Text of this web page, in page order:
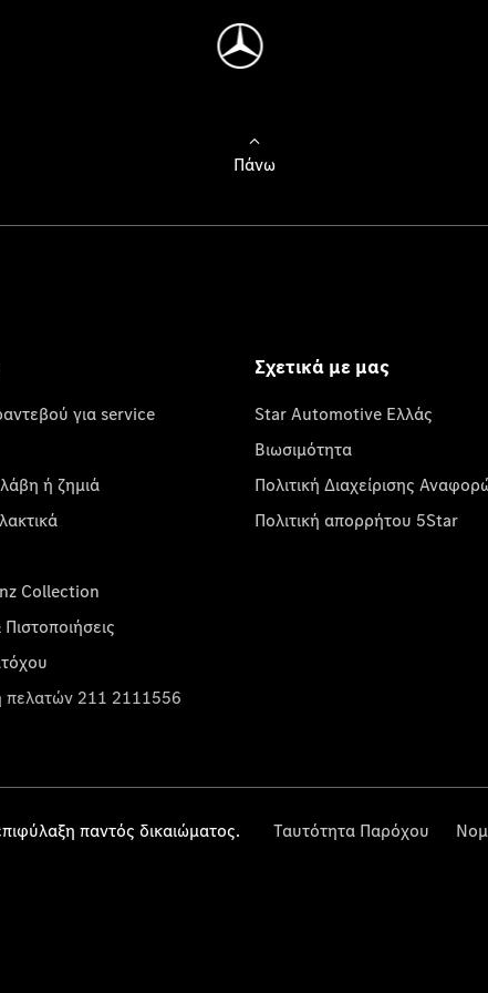
Πάνω
για service
ή ζημιά
Collection
πελατών 211 2111556
Σχετικά με μας
Star Automotive Ελλάς
Βιωσιμότητα
Πολιτική Διαχείρισης
Πολιτική απορρήτου 5Star
παντός δικαιώματος. Ταυτότητα Παρόχου